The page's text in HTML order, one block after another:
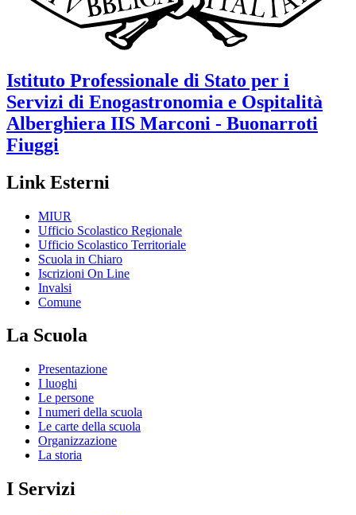
Istituto Professionale di Stato per i
Servizi di Enogastronomia e Ospitalità
Alberghiera IIS Marconi - Buonarroti
Fiuggi
Link Esterni
MIUR
Ufficio Scolastico Regionale
Ufficio Scolastico Territoriale
Scuola in Chiaro
Iscrizioni On Line
Invalsi
Comune
La Scuola
Presentazione
I luoghi
Le persone
I numeri della scuola
Le carte della scuola
Organizzazione
La storia
I Servizi